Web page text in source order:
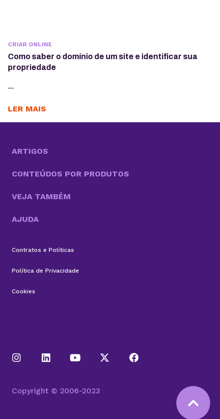
CRIAR ONLINE
Como saber o domínio de um site e identificar sua
propriedade
...
LER MAIS
ARTIGOS
CONTEÚDOS POR PRODUTOS
VEJA TAMBÉM
AJUDA
Contratos e Políticas
Política de Privacidade
Cookies
Copyright © 2006-2023